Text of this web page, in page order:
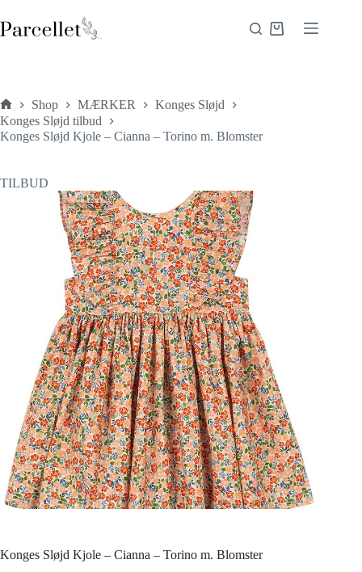
til
indhold
Indkøbskurv
Forside
Shop MÆRKER
Konges Sløjd
Konges Sløjd tilbud
Konges Sløjd Kjole – Cianna – Torino m. Blomster
TILBUD
Konges Sløjd Kjole – Cianna – Torino m. Blomster